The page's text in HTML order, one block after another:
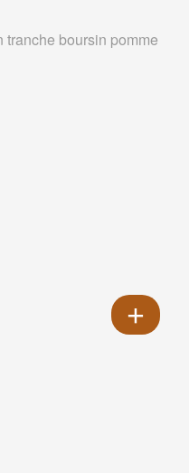
tranche boursin pomme